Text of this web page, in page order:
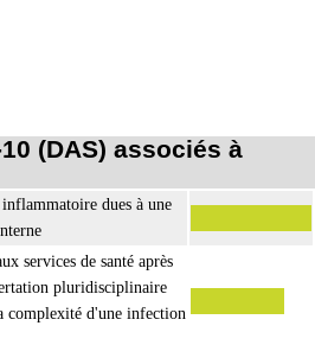
(DAS) associés à
dues à une
services de santé après
pluridisciplinaire
complexité d'une infection